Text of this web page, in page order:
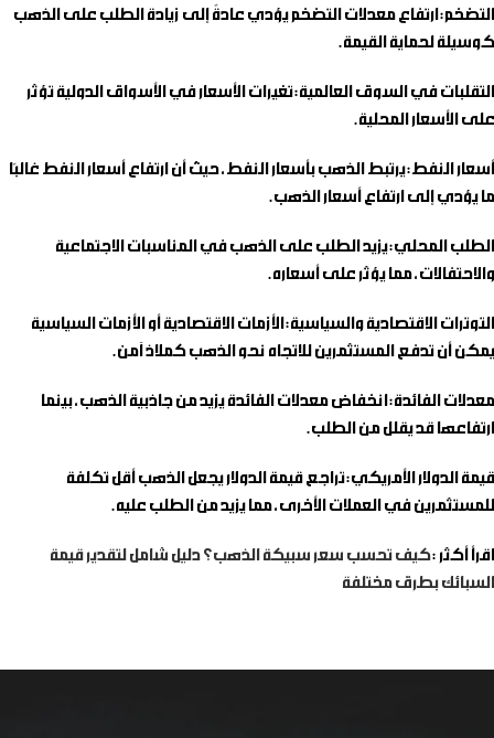
التضخم: ارتفاع معدلات التضخم يؤدي عادةً إلى زيادة الطلب على الذهب
كوسيلة لحماية القيمة.
التقلبات في السوق العالمية: تغيرات الأسعار في الأسواق الدولية تؤثر
على الأسعار المحلية.
أسعار النفط: يرتبط الذهب بأسعار النفط، حيث أن ارتفاع أسعار النفط غالبًا
ما يؤدي إلى ارتفاع أسعار الذهب.
الطلب المحلي: يزيد الطلب على الذهب في المناسبات الاجتماعية
والاحتفالات، مما يؤثر على أسعاره.
التوترات الاقتصادية والسياسية: الأزمات الاقتصادية أو الأزمات السياسية
يمكن أن تدفع المستثمرين للاتجاه نحو الذهب كملاذ آمن.
معدلات الفائدة: انخفاض معدلات الفائدة يزيد من جاذبية الذهب، بينما
ارتفاعها قد يقلل من الطلب.
قيمة الدولار الأمريكي: تراجع قيمة الدولار يجعل الذهب أقل تكلفة
للمستثمرين في العملات الأخرى، مما يزيد من الطلب عليه.
اقرأ أكثر :كيف تحسب سعر سبيكة الذهب؟ دليل شامل لتقدير قيمة
السبائك بطرق مختلفة